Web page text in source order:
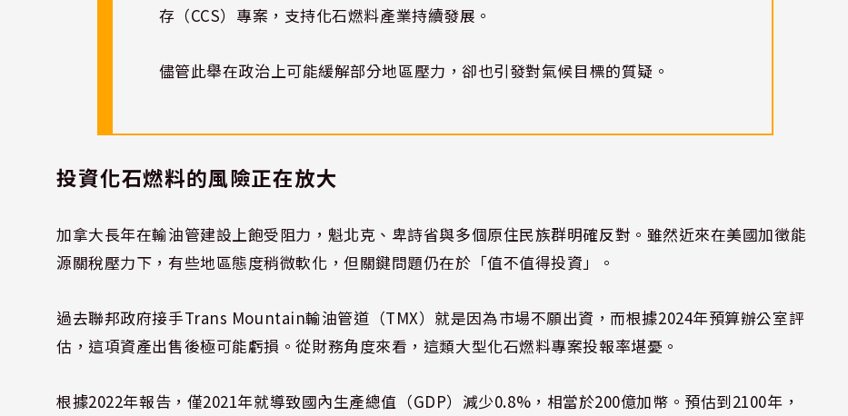
存（CCS）專案，支持化石燃料產業持續發展。
儘管此舉在政治上可能緩解部分地區壓力，卻也引發對氣候目標的質疑。
投資化石燃料的風險正在放大
加拿大長年在輸油管建設上飽受阻力，魁北克、卑詩省與多個原住民族群明確反對。雖然近來在美國加徵能
源關稅壓力下，有些地區態度稍微軟化，但關鍵問題仍在於「值不值得投資」。
過去聯邦政府接手Trans Mountain輸油管道（TMX）就是因為市場不願出資，而根據2024年預算辦公室評
估，這項資產出售後極可能虧損。從財務角度來看，這類大型化石燃料專案投報率堪憂。
根據2022年報告，僅2021年就導致國內生產總值（GDP）減少0.8%，相當於200億加幣。預估到2100年，